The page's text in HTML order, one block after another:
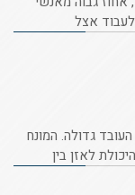
אצל
גדולה. המונח
לאזן בין